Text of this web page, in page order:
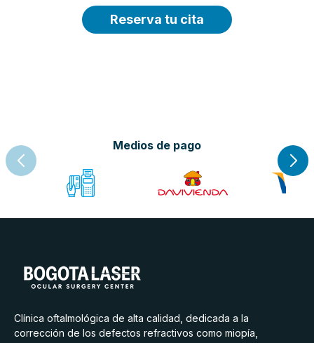
Reserva tu cita
Medios de pago
Clínica oftalmológica de alta calidad, dedicada a la
corrección de los defectos refractivos como miopía,